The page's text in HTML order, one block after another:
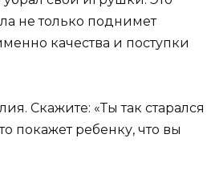
не только поднимет
качества и поступки
Скажите: «Ты так старался
покажет ребенку, что вы